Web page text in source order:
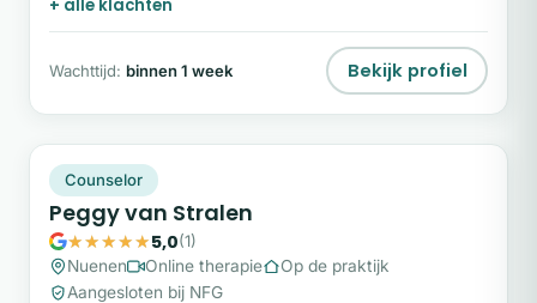
+ alle klachten
Wachttijd: binnen 1 week Bekijk profiel
Plek beschikbaar
Counselor
Peggy van Stralen
5,0(1)
Nuenen
Online therapie
Op de praktijk
Aangesloten bij NFG